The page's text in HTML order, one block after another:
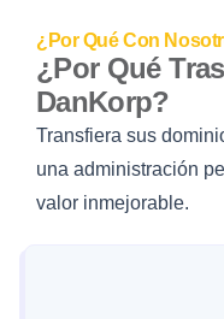
¿Por Qué Con
¿Por Qué
DanKorp?
Transfiera sus
una administración
valor inmejorable.